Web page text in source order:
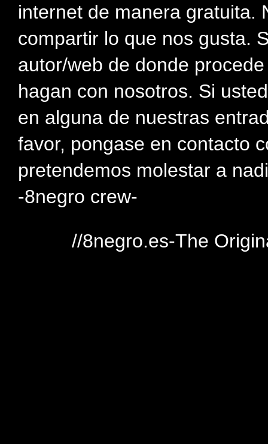
internet de manera gratuita.
compartir lo que nos gusta.
autor/web de donde
hagan con nosotros. Si
en alguna de nuestras
favor, pongase en contacto
pretendemos molestar a
-8negro crew-
//8negro.es-The